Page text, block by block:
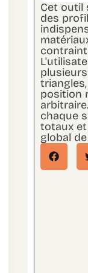
Cet outil
des
position
chaque
totaux
global